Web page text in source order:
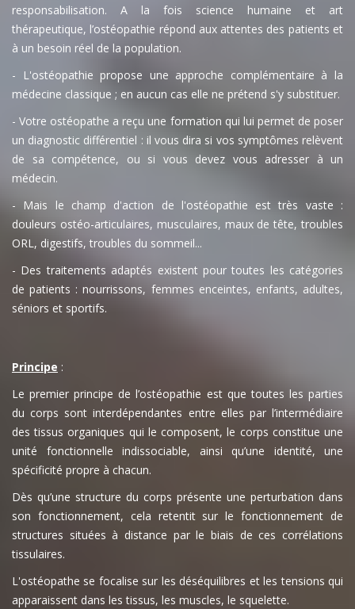
responsabilisation. A la fois science humaine et art
thérapeutique, l’ostéopathie répond aux attentes des patients et
à un besoin réel de la population.
- L'ostéopathie propose une approche complémentaire à la
médecine classique ; en aucun cas elle ne prétend s'y substituer.
- Votre ostéopathe a reçu une formation qui lui permet de poser
un diagnostic différentiel : il vous dira si vos symptômes relèvent
de sa compétence, ou si vous devez vous adresser à un
médecin.
- Mais le champ d'action de l'ostéopathie est très vaste :
douleurs ostéo-articulaires, musculaires, maux de tête, troubles
ORL, digestifs, troubles du sommeil...
- Des traitements adaptés existent pour toutes les catégories
de patients : nourrissons, femmes enceintes, enfants, adultes,
séniors et sportifs.
Principe :
Le premier principe de l’ostéopathie est que toutes les parties
du corps sont interdépendantes entre elles par l’intermédiaire
des tissus organiques qui le composent, le corps constitue une
unité fonctionnelle indissociable, ainsi qu’une identité, une
spécificité propre à chacun.
Dès qu’une structure du corps présente une perturbation dans
son fonctionnement, cela retentit sur le fonctionnement de
structures situées à distance par le biais de ces corrélations
tissulaires.
L'ostéopathe se focalise sur les déséquilibres et les tensions qui
apparaissent dans les tissus, les muscles, le squelette.